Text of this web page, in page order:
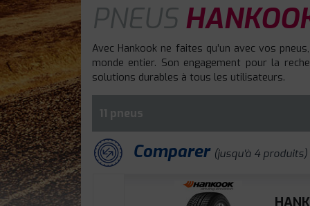
PNEUS
Avec Hankook ne faites qu’un avec vos
monde entier. Son engagement pour la
solutions durables à tous les utilisateurs.
11 pneus
Comparer (jusqu'à 4 produits)